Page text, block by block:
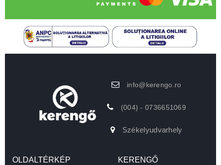
info@kerengo.ro
(004) - 0736651069
Székelyudvarhely
OLDALTÉRKÉP KERENGŐ